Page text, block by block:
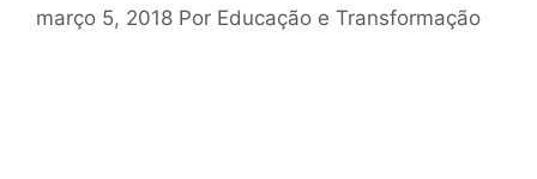
março 5, 2018 Por Educação e Transformação